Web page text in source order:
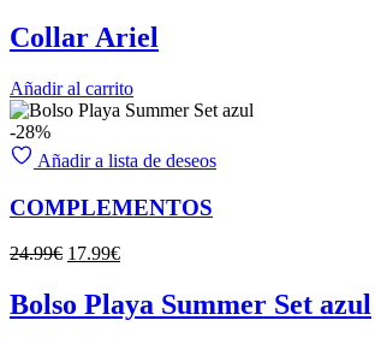
Collar Ariel
Añadir al carrito
-28%
Añadir a lista de deseos
COMPLEMENTOS
24.99€ El
original
era:
17.99€El
actual
es:
Bolso Playa Summer Set azul